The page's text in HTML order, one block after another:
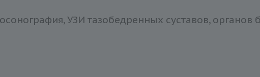
УЗИ тазобедренных суставов,